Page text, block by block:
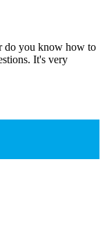
do you know how to
It's very